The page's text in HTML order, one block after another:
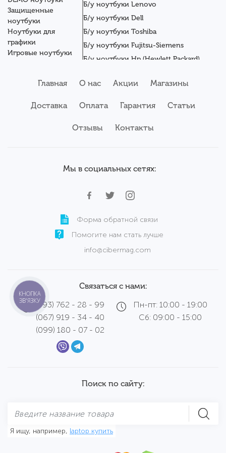
Защищенные
ноутбуки
Ноутбуки для
графики
Игровые ноутбуки
Мониторы
Серверы
Б/у ноутбуки Lenovo
Б/у ноутбуки Dell
Б/у ноутбуки Toshiba
Б/у ноутбуки Fujitsu-Siemens
Б/у ноутбуки Hp (Hewlett Packard)
Б/у ноутбуки Asus
Б/у ноутбуки Samsung
Главная О нас Акции Магазины
Доставка Оплата Гарантия Статьи
Отзывы Контакты
Мы в социальных сетях:
Форма обратной связи
Помогите нам стать лучше
info@cibermag.com
Связаться с нами:
(093) 762 - 28 - 99
(067) 919 - 34 - 40
(099) 180 - 07 - 02
Пн-пт: 10:00 - 19:00
Сб: 09:00 - 15:00
Поиск по сайту:
Я ищу, например, laptop купить
КНОПКА
ЗВ'ЯЗКУ